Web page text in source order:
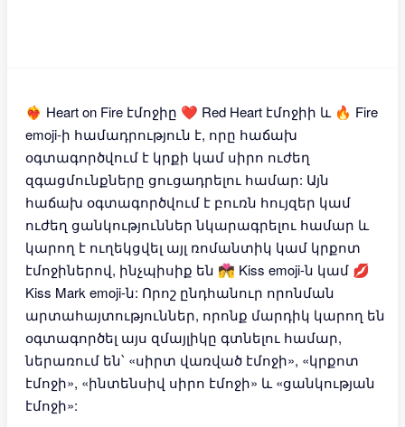
❤️‍🔥 Heart on Fire էմոջիը ❤️ Red Heart էմոջիի և 🔥 Fire
emoji-ի համադրություն է, որը հաճախ
օգտագործվում է կրքի կամ սիրո ուժեղ
զգացմունքները ցուցադրելու համար: Այն
հաճախ օգտագործվում է բուռն հույզեր կամ
ուժեղ ցանկություններ նկարագրելու համար և
կարող է ուղեկցվել այլ ռոմանտիկ կամ կրքոտ
էմոջիներով, ինչպիսիք են 💏 Kiss emoji-ն կամ 💋
Kiss Mark emoji-ն: Որոշ ընդհանուր որոնման
արտահայտություններ, որոնք մարդիկ կարող են
օգտագործել այս զմայլիկը գտնելու համար,
ներառում են՝ «սիրտ վառված էմոջի», «կրքոտ
էմոջի», «ինտենսիվ սիրո էմոջի» և «ցանկության
էմոջի»: